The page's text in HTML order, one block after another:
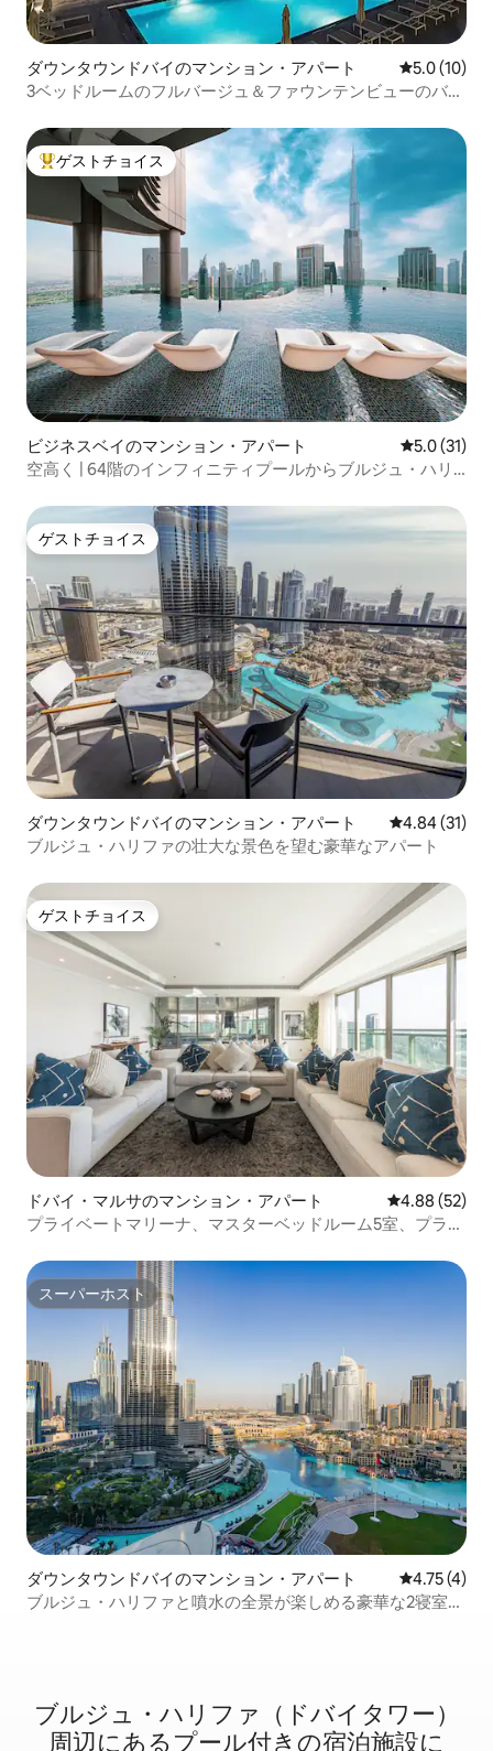
ダウンタウンドバイのマンション・アパート レビュー10
5.0 (10)
3ベッドルームのフルバージュ＆ファウンテンビューのバル
大好評のゲストチョイスです。
ゲストチョイス
ビジネスベイのマンション・アパート レビュー31
5.0 (31)
空高く | 64階のインフィニティプールからブルジュ・ハリ
ゲストチョイス
ゲストチョイス
ダウンタウンドバイのマンション・アパート レビュー31
4.84 (31)
ブルジュ・ハリファの壮大な景色を望む豪華なアパート
ゲストチョイス
ゲストチョイス
ドバイ・マルサのマンション・アパート レビュー52
4.88 (52)
プライベートマリーナ、マスターベッドルーム5室、プライ
スーパーホスト
スーパーホスト
ダウンタウンドバイのマンション・アパート レビュー4
4.75 (4)
ブルジュ・ハリファと噴水の全景が楽しめる豪華な2寝室ユ
ブルジュ・ハリファ（ドバイタワー）
周⁠辺⁠にあ⁠るプ⁠ー⁠ル⁠付⁠き⁠の宿⁠泊⁠施⁠設⁠に